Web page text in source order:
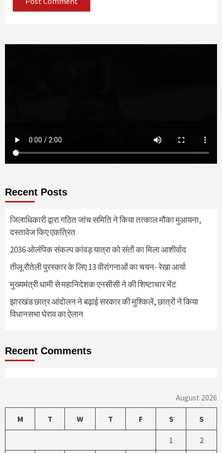
Recent Posts
जिलाधिकारी द्वारा गठित जांच समिति ने किया तत्काल मौका मुआयना,
दस्तावेज किए एकत्रित
2036 ओलंपिक संकल्प कांवड़ यात्रा को संतों का मिला आशीर्वाद
तीलू रौतेली पुरस्कार के लिए 13 वीरांगनाओं का चयन- रेखा आर्या
मुख्यमंत्री धामी से महानिदेशक एनसीसी ने की शिष्टाचार भेंट
झारखंड छात्र आंदोलन ने बढ़ाई सरकार की मुश्किलें, छात्रों ने किया
विधानसभा घेराव का ऐलान
Recent Comments
August 2026
M T W T F S S
1 2